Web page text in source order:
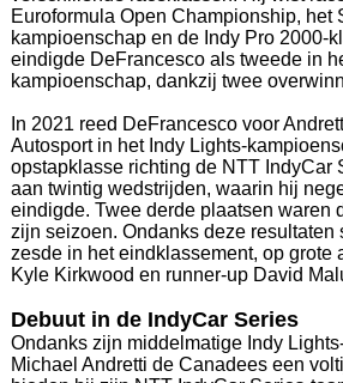
Euroformula Open Championship, het
kampioenschap en de Indy Pro 2000-
eindigde DeFrancesco als tweede in
kampioenschap, dankzij twee
In 2021 reed DeFrancesco voor
Autosport in het Indy Lights-
opstapklasse richting de NTT IndyCar
aan twintig wedstrijden, waarin hij
eindigde. Twee derde plaatsen waren
zijn seizoen. Ondanks deze resultaten
zesde in het eindklassement, op grote
Kyle Kirkwood en runner-up David
Debuut in de IndyCar Series
Ondanks zijn middelmatige Indy
Michael Andretti de Canadees een